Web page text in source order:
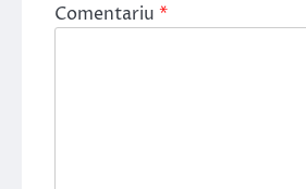
Comentariu *